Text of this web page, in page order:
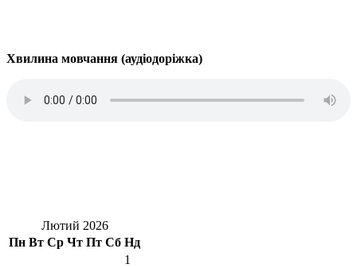
Хвилина мовчання (аудіодоріжка)
Лютий 2026
Пн Вт Ср Чт Пт Сб Нд
1